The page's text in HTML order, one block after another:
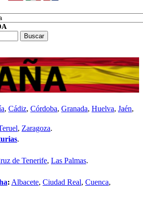
Buscar
, Cádiz, Córdoba, Granada, Huelva, Jaén,
, Zaragoza.
.
de Tenerife, Las Palmas.
: Albacete, Ciudad Real, Cuenca,